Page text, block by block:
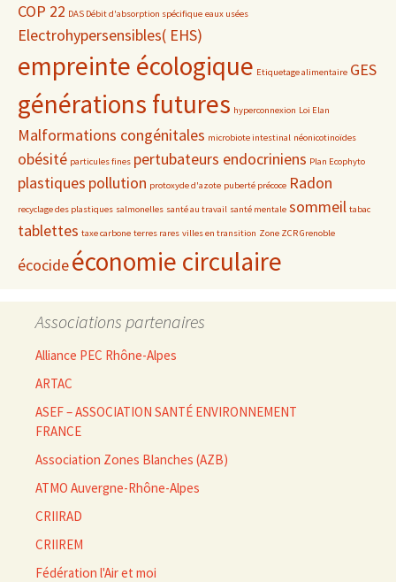
COP 22 DAS Débit d'absorption spécifique eaux usées
Electrohypersensibles( EHS)
empreinte écologique Etiquetage alimentaire GES
générations futures hyperconnexion Loi Elan
Malformations congénitales microbiote intestinal néonicotinoïdes
obésité particules fines pertubateurs endocriniens Plan Ecophyto
plastiques pollution protoxyde d'azote puberté précoce Radon
recyclage des plastiques salmonelles santé au travail santé mentale sommeil tabac
tablettes taxe carbone terres rares villes en transition Zone ZCR Grenoble
écocideéconomie circulaire
Associations partenaires
Alliance PEC Rhône-Alpes
ARTAC
ASEF – ASSOCIATION SANTÉ ENVIRONNEMENT
FRANCE
Association Zones Blanches (AZB)
ATMO Auvergne-Rhône-Alpes
CRIIRAD
CRIIREM
Fédération l'Air et moi